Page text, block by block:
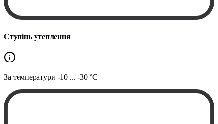
Ступінь утеплення
За температури -10 ... -30 °C